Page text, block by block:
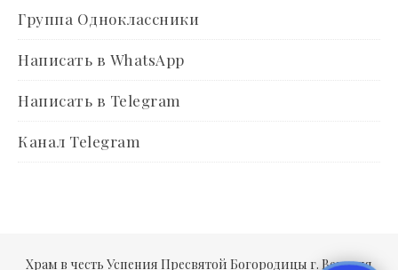
Группа Одноклассники
Написать в WhatsApp
Написать в Telegram
Канал Telegram
Храм в честь Успения Пресвятой Богородицы г. Верхняя